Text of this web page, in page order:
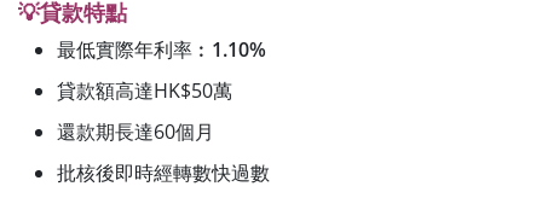
💡貸款特點
最低實際年利率︰ 1.10%
貸款額高達HK$50萬
還款期長達60個月
批核後即時經轉數快過數